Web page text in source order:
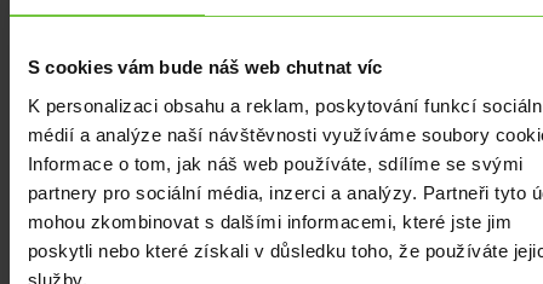
S cookies vám bude náš web chutnat víc
K personalizaci obsahu a reklam, poskytování funkcí
médií a analýze naší návštěvnosti využíváme soubory
Informace o tom, jak náš web používáte, sdílíme se svými
partnery pro sociální média, inzerci a analýzy. Partneři tyto
mohou zkombinovat s dalšími informacemi, které jste jim
poskytli nebo které získali v důsledku toho, že používáte
služby.
poprvé
přehled
o
tom,
kdo
jejich
akcie